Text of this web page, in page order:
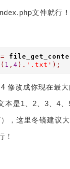
文件就行！
=
( 1 , 4 ). '.txt' );
修改成你现在最
本是1、2、3、4
，这里冬镜建议
！